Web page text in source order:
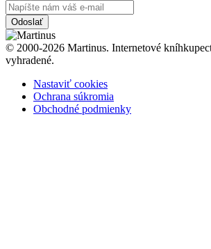
Odoslať
© 2000-2026 Martinus. Internetové
vyhradené.
Nastaviť cookies
Ochrana súkromia
Obchodné podmienky